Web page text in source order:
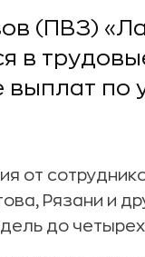
(ПВЗ)
в
выплат по
от
Рязани и
до